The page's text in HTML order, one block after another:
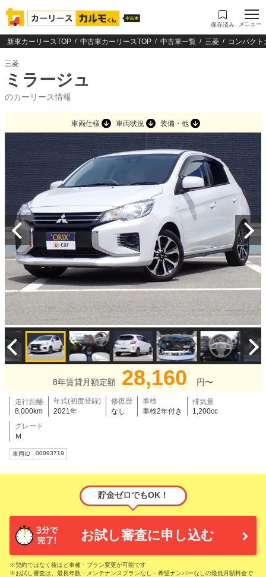
保存済み メニュー
新車カーリースTOP 中古車カーリースTOP 中古車一覧 三菱 コンパクト
三菱
ミラージュ
のカーリース情報
車両仕様 車両状況 装備・他
8年賃貸月額定額 28,160 円〜
走行距離
8,000km
年式(初度登録)
2021年
修復歴
なし
車検
車検2年付き
排気量
1,200cc
グレード
Ｍ
車両ID 00093719
貯金ゼロでもOK！
お試し審査に申し込む
※契約ではなく後ほど車種・プラン変更が可能です
※お試し審査は、最長年数・メンテナンスプランなし・希望ナンバーなしの最低月額料金で